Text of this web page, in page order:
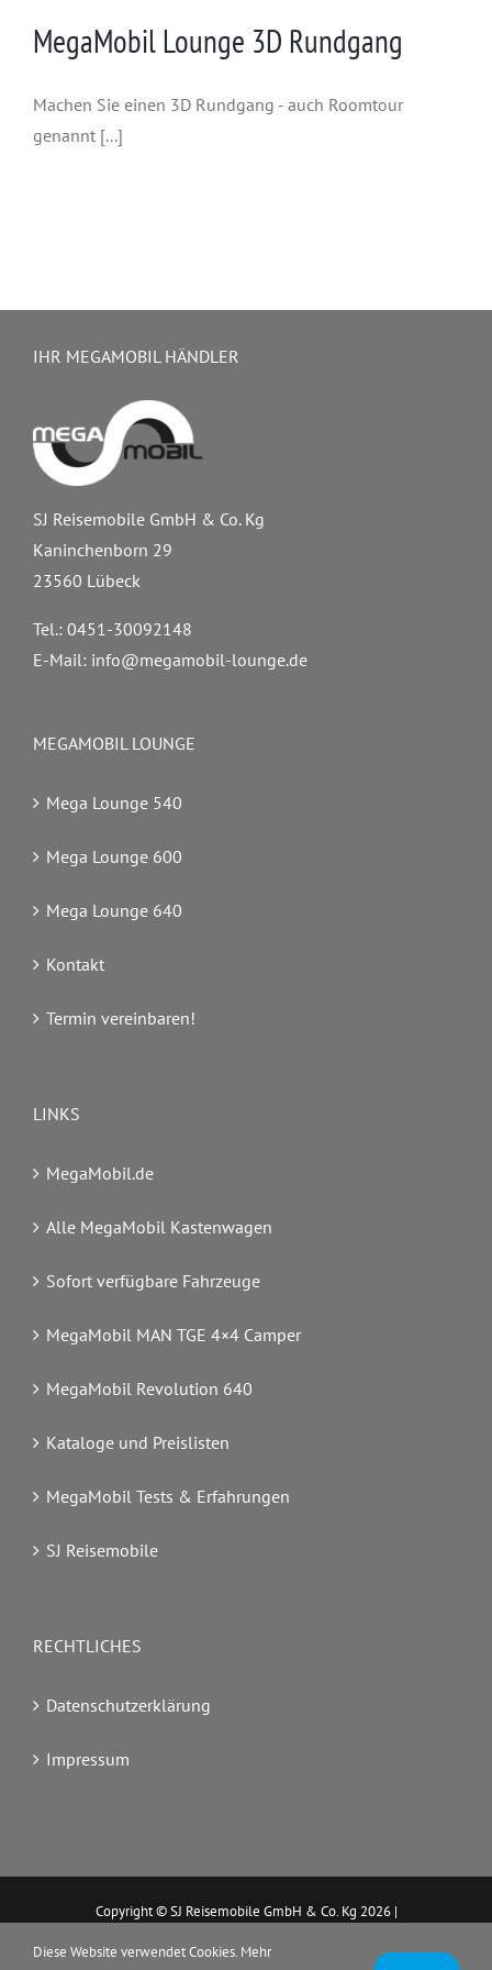
MegaMobil Lounge 3D Rundgang
Machen Sie einen 3D Rundgang - auch Roomtour
genannt [...]
IHR MEGAMOBIL HÄNDLER
SJ Reisemobile GmbH & Co. Kg
Kaninchenborn 29
23560 Lübeck
Tel.: 0451-30092148
E-Mail: info@megamobil-lounge.de
MEGAMOBIL LOUNGE
Mega Lounge 540
Mega Lounge 600
Mega Lounge 640
Kontakt
Termin vereinbaren!
LINKS
MegaMobil.de
Alle MegaMobil Kastenwagen
Sofort verfügbare Fahrzeuge
MegaMobil MAN TGE 4×4 Camper
MegaMobil Revolution 640
Kataloge und Preislisten
MegaMobil Tests & Erfahrungen
SJ Reisemobile
RECHTLICHES
Datenschutzerklärung
Impressum
Copyright © SJ Reisemobile GmbH & Co. Kg 2026 |
Diese Website verwendet Cookies. Mehr